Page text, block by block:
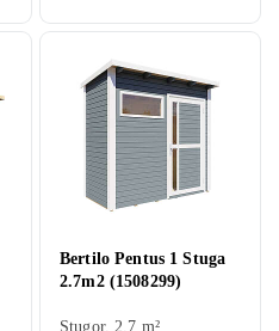
Bertilo Pentus 1 Stuga
2.7m2 (1508299)
Stugor, 2.7 m²